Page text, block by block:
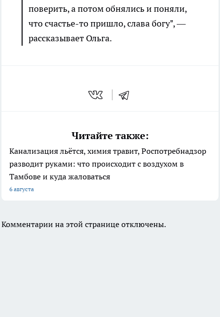
поверить, а потом обнялись и поняли,
что счастье-то пришло, слава богу", —
рассказывает Ольга.
Читайте также:
Канализация льётся, химия травит, Роспотребнадзор
разводит руками: что происходит с воздухом в
Тамбове и куда жаловаться
6 августа
Комментарии на этой странице отключены.